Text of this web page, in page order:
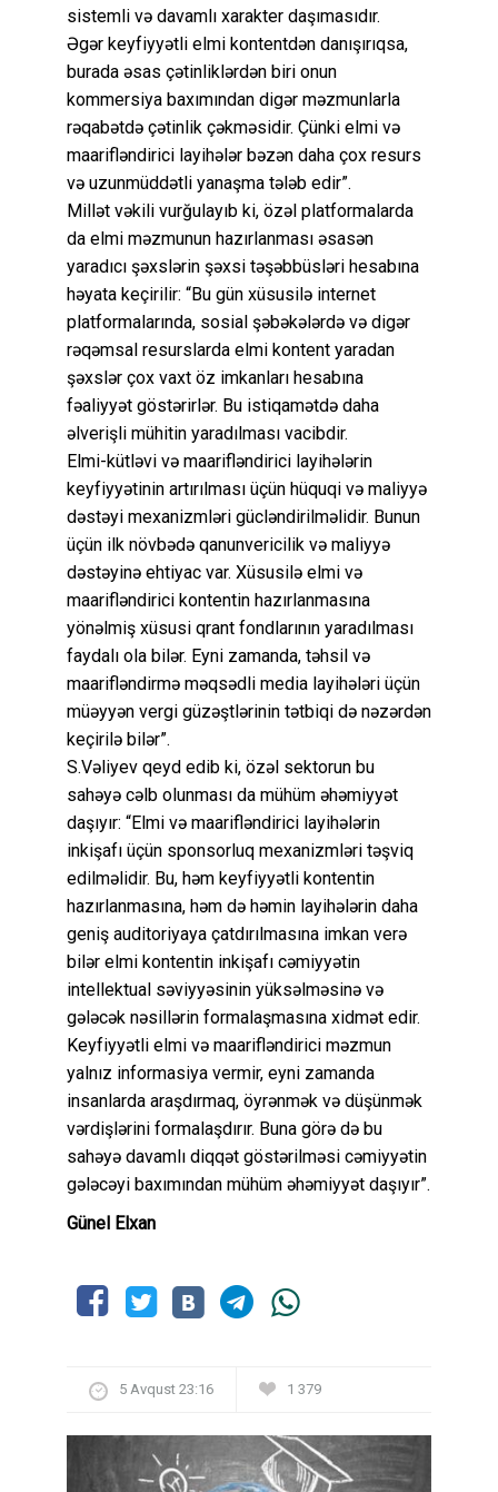
sistemli və davamlı xarakter daşımasıdır.
Əgər keyfiyyətli elmi kontentdən danışırıqsa,
burada əsas çətinliklərdən biri onun
kommersiya baxımından digər məzmunlarla
rəqabətdə çətinlik çəkməsidir. Çünki elmi və
maarifləndirici layihələr bəzən daha çox resurs
və uzunmüddətli yanaşma tələb edir”.
Millət vəkili vurğulayıb ki, özəl platformalarda
da elmi məzmunun hazırlanması əsasən
yaradıcı şəxslərin şəxsi təşəbbüsləri hesabına
həyata keçirilir: “Bu gün xüsusilə internet
platformalarında, sosial şəbəkələrdə və digər
rəqəmsal resurslarda elmi kontent yaradan
şəxslər çox vaxt öz imkanları hesabına
fəaliyyət göstərirlər. Bu istiqamətdə daha
əlverişli mühitin yaradılması vacibdir.
Elmi-kütləvi və maarifləndirici layihələrin
keyfiyyətinin artırılması üçün hüquqi və maliyyə
dəstəyi mexanizmləri gücləndirilməlidir. Bunun
üçün ilk növbədə qanunvericilik və maliyyə
dəstəyinə ehtiyac var. Xüsusilə elmi və
maarifləndirici kontentin hazırlanmasına
yönəlmiş xüsusi qrant fondlarının yaradılması
faydalı ola bilər. Eyni zamanda, təhsil və
maarifləndirmə məqsədli media layihələri üçün
müəyyən vergi güzəştlərinin tətbiqi də nəzərdən
keçirilə bilər”.
S.Vəliyev qeyd edib ki, özəl sektorun bu
sahəyə cəlb olunması da mühüm əhəmiyyət
daşıyır: “Elmi və maarifləndirici layihələrin
inkişafı üçün sponsorluq mexanizmləri təşviq
edilməlidir. Bu, həm keyfiyyətli kontentin
hazırlanmasına, həm də həmin layihələrin daha
geniş auditoriyaya çatdırılmasına imkan verə
bilər elmi kontentin inkişafı cəmiyyətin
intellektual səviyyəsinin yüksəlməsinə və
gələcək nəsillərin formalaşmasına xidmət edir.
Keyfiyyətli elmi və maarifləndirici məzmun
yalnız informasiya vermir, eyni zamanda
insanlarda araşdırmaq, öyrənmək və düşünmək
vərdişlərini formalaşdırır. Buna görə də bu
sahəyə davamlı diqqət göstərilməsi cəmiyyətin
gələcəyi baxımından mühüm əhəmiyyət daşıyır”.
Günel Elxan
5 Avqust 23:16 1 379